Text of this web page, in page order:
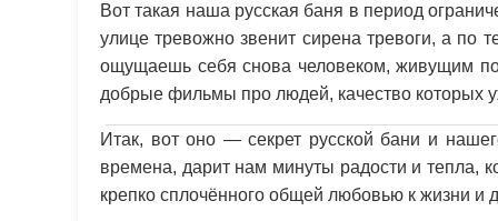
Вот такая наша русская баня в период
улице тревожно звенит сирена тревоги, а по
ощущаешь себя снова человеком, живущим
добрые фильмы про людей, качество которых
Итак, вот оно — секрет русской бани и
времена, дарит нам минуты радости и тепла,
крепко сплочённого общей любовью к жизни и